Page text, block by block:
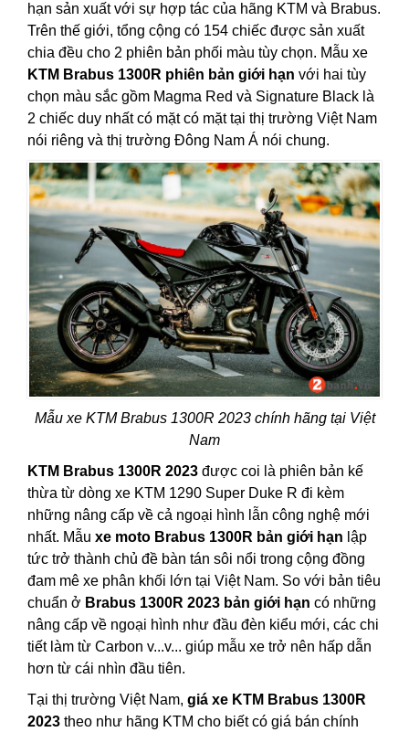
hạn sản xuất với sự hợp tác của hãng KTM và Brabus.
Trên thế giới, tổng cộng có 154 chiếc được sản xuất
chia đều cho 2 phiên bản phối màu tùy chọn. Mẫu xe
KTM Brabus 1300R phiên bản giới hạn với hai tùy
chọn màu sắc gồm Magma Red và Signature Black là
2 chiếc duy nhất có mặt có mặt tại thị trường Việt Nam
nói riêng và thị trường Đông Nam Á nói chung.
Mẫu xe KTM Brabus 1300R 2023 chính hãng tại Việt
Nam
KTM Brabus 1300R 2023 được coi là phiên bản kế
thừa từ dòng xe KTM 1290 Super Duke R đi kèm
những nâng cấp về cả ngoại hình lẫn công nghệ mới
nhất. Mẫu xe moto Brabus 1300R bản giới hạn lập
tức trở thành chủ đề bàn tán sôi nổi trong cộng đồng
đam mê xe phân khối lớn tại Việt Nam. So với bản tiêu
chuẩn ở Brabus 1300R 2023 bản giới hạn có những
nâng cấp về ngoại hình như đầu đèn kiểu mới, các chi
tiết làm từ Carbon v...v... giúp mẫu xe trở nên hấp dẫn
hơn từ cái nhìn đầu tiên.
Tại thị trường Việt Nam, giá xe KTM Brabus 1300R
2023 theo như hãng KTM cho biết có giá bán chính